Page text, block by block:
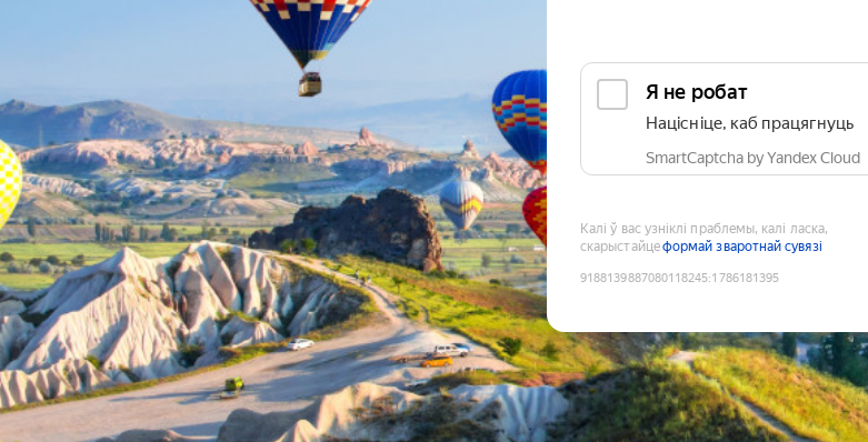
Я не робат
Націсніце, каб працягнуць
SmartCaptcha by Yandex Cloud
Калі ў вас узніклі праблемы, калі ласка,
скарыстайцеформай зваротнай сувязі
9188139887080118245:1786181395